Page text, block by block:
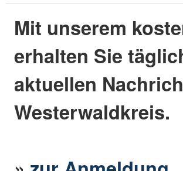
Mit unserem
erhalten Sie
aktuellen
Westerwaldkreis.